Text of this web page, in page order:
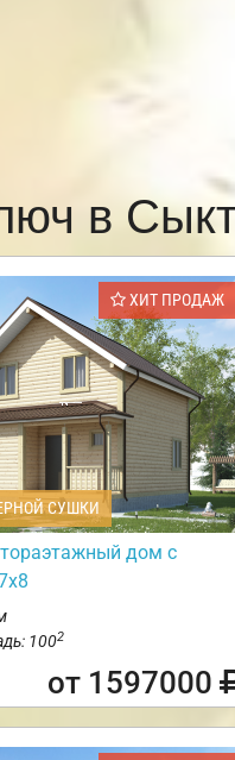
в
ХИТ ПРОДАЖ
СУШКИ
дом с
1002
от 1597000